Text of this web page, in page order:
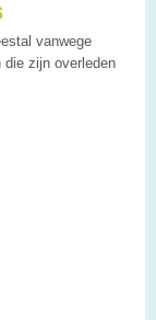
vanwege
die zijn overleden